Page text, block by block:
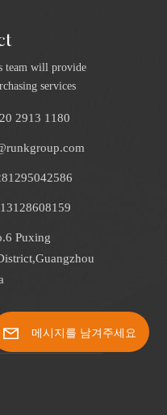
team will provide
services
2913 1180
Puxing
메시지를 남겨주세요